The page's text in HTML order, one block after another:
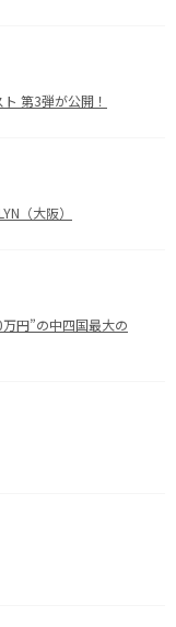
第3弾が公開！
（大阪）
円”の中四国最大の